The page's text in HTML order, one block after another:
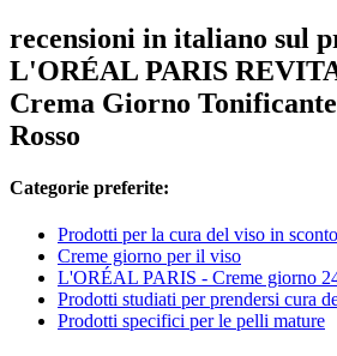
recensioni in italiano sul
L'ORÉAL PARIS
Crema Giorno
Rosso
Categorie preferite:
Prodotti per la cura del viso in sconto
Creme giorno per il viso
L'ORÉAL PARIS - Creme giorno
Prodotti studiati per prendersi cura
Prodotti specifici per le pelli mature